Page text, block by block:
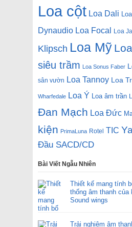
Loa cột Loa Dali
Dynaudio Loa Focal Loa
Klipsch Loa Mỹ
siêu trầm Loa Sonus Faber
sân vườn Loa Tannoy Loa
Wharfedale Loa Ý Loa âm trần
Đan Mạch Loa Đức
kiện PrimaLuna Rotel TIC
Đầu SACD/CD
Bài Viết Ngẫu Nhiên
Thiết kế mang tính
thống âm thanh của
Sound wings
Trải nghiệm âm